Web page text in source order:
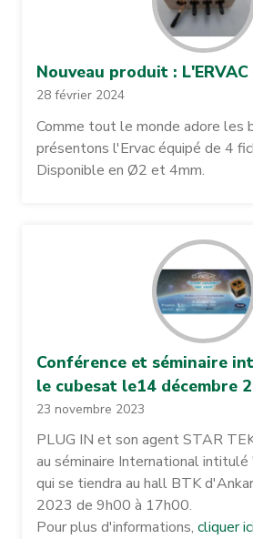
Nouveau produit : L'ERVAC
28 février 2024
Comme tout le monde adore les
présentons l'Ervac équipé de 4
Disponible en Ø2 et 4mm.
Conférence et séminaire
le cubesat le14 décembre
23 novembre 2023
PLUG IN et son agent STAR
au séminaire International
qui se tiendra au hall BTK
2023 de 9h00 à 17h00.
Pour plus d'informations, cliquer ici